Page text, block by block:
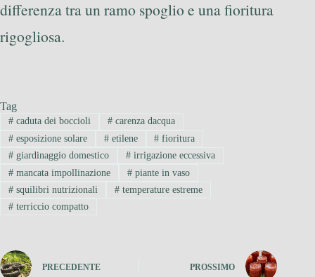
differenza tra un ramo spoglio e una fioritura
rigogliosa.
Tag
#caduta dei boccioli #carenza dacqua
#esposizione solare #etilene # fioritura
#giardinaggio domestico #irrigazione eccessiva
#mancata impollinazione #piante in vaso
#squilibri nutrizionali #temperature estreme
#terriccio compatto
PRECEDENTE PROSSIMO